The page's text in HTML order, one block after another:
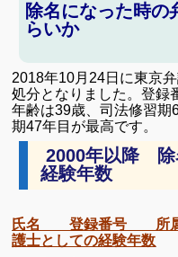
除名になった時の
らいか
2018年10月 24日に東京
処分となりました。登録
年齢は39歳、司法修習期
期47年目が最高です。
2000年以降 除
経験年数
氏名 登録番号 所
護士としての経験年数